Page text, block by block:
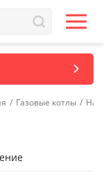
/ Газовые котлы /